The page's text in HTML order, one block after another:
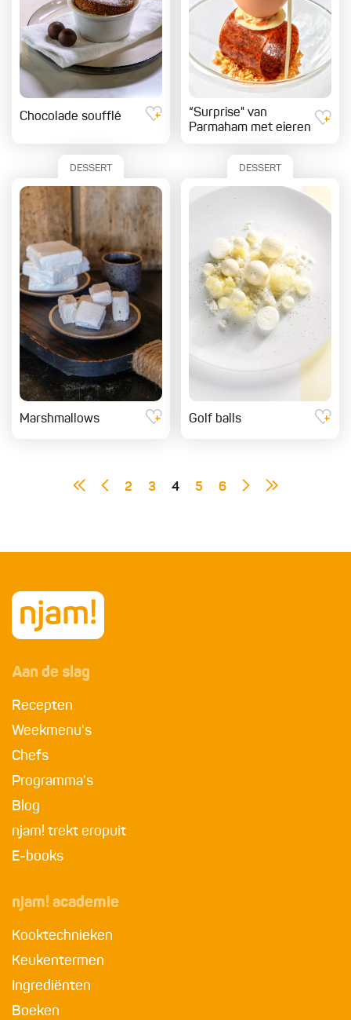
Chocolade soufflé
“Surprise" van
Parmaham met eieren
DESSERT
Marshmallows
DESSERT
Golf balls
2 3 4 5 6
Aan de slag
Recepten
Weekmenu's
Chefs
Programma's
Blog
njam! trekt eropuit
E-books
njam! academie
Kooktechnieken
Keukentermen
Ingrediënten
Boeken